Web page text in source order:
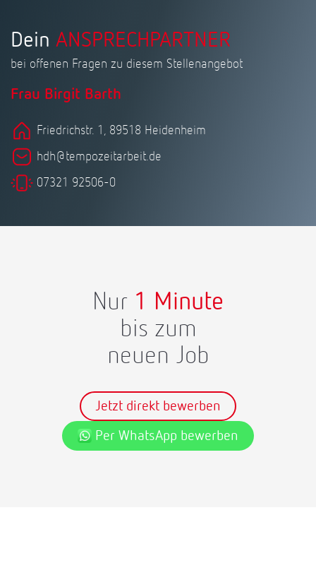
Dein ANSPRECHPARTNER
bei offenen Fragen zu diesem Stellenangebot
Frau Birgit Barth
Friedrichstr. 1, 89518 Heidenheim
hdh@tempozeitarbeit.de
07321 92506-0
Nur 1 Minute
bis zum
neuen Job
Jetzt direkt bewerben
Per WhatsApp bewerben